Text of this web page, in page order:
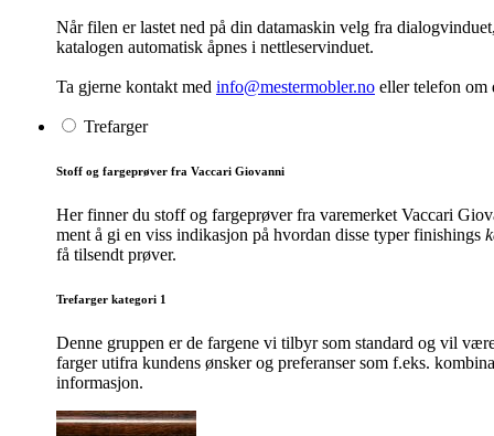
Når filen er lastet ned på din datamaskin velg fra
katalogen automatisk åpnes i nettleservinduet.
Ta gjerne kontakt med info@mestermobler.no eller telefon om
Trefarger
Stoff og fargeprøver fra Vaccari Giovanni
Her finner du stoff og fargeprøver fra varemerket Vaccari
ment å gi en viss indikasjon på hvordan disse typer finishings
få tilsendt prøver.
Trefarger kategori 1
Denne gruppen er de fargene vi tilbyr som standard og vil
farger utifra kundens ønsker og preferanser som f.eks.
informasjon.